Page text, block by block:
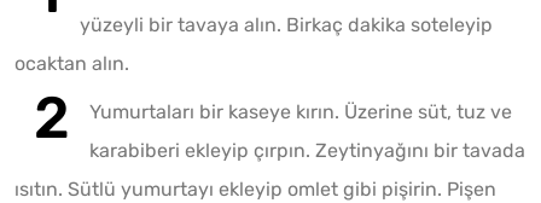
yüzeyli bir tavaya alın. Birkaç dakika soteleyip
ocaktan alın.
Yumurtaları bir kaseye kırın. Üzerine süt, tuz ve
karabiberi ekleyip çırpın. Zeytinyağını bir tavada
ısıtın. Sütlü yumurtayı ekleyip omlet gibi pişirin. Pişen